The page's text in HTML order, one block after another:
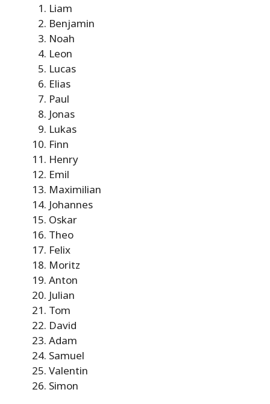
Liam
Benjamin
Noah
Leon
Lucas
Elias
Paul
Jonas
Lukas
Finn
Henry
Emil
Maximilian
Johannes
Oskar
Theo
Felix
Moritz
Anton
Julian
Tom
David
Adam
Samuel
Valentin
Simon